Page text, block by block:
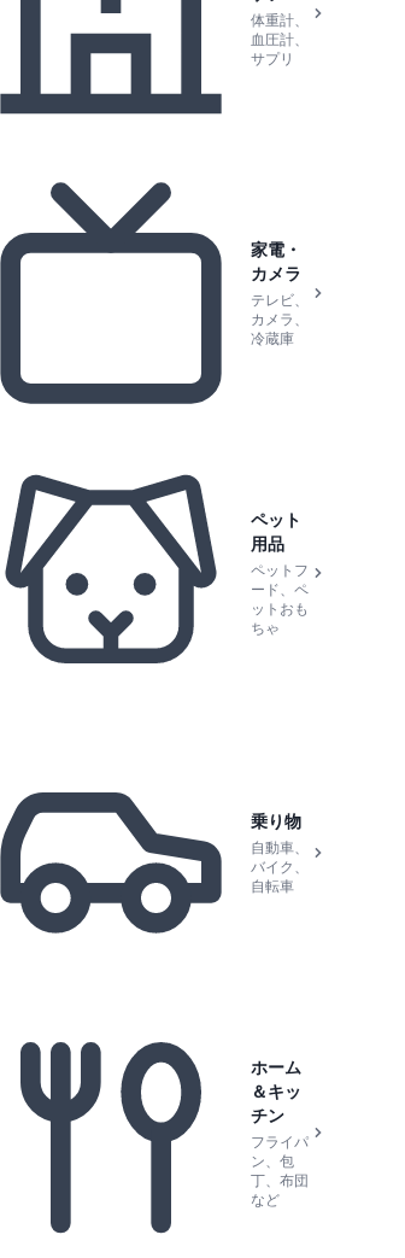
体重計、
血圧計、
サプリ
家電・
カメラ
テレビ、
カメラ、
冷蔵庫
ペット
用品
ペットフ
ード、ペ
ットおも
ちゃ
乗り物
自動車、
バイク、
自転車
ホーム
＆キッ
チン
フライパ
ン、包
丁、布団
など